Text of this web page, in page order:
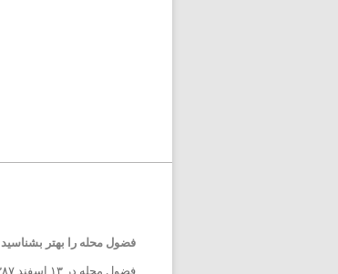
فضول محله را بهتر بشناسید